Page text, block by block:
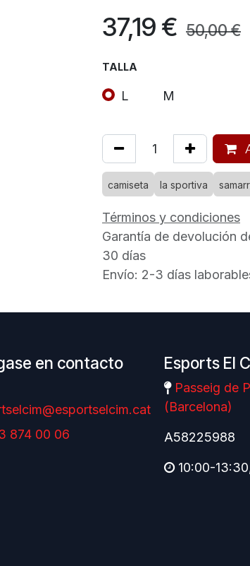
37,19 € 50,00€
TALLA
L M
camiseta la sportiva
Términos y condiciones
Garantía de devolución
30 días
Envío: 2-3 días
Esports El
Passeig de
(Barcelona)
A58225988
10:00-
en contacto
874 00 06